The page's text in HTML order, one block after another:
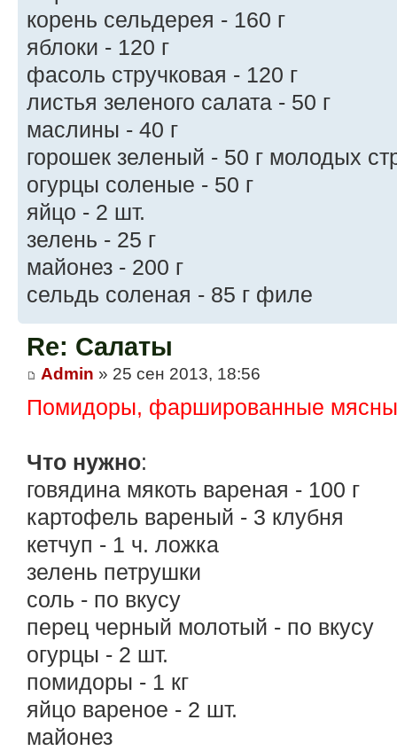
корень сельдерея - 160 г
яблоки - 120 г
фасоль стручковая - 120 г
листья зеленого салата - 50 г
маслины - 40 г
горошек зеленый - 50 г молодых
огурцы соленые - 50 г
яйцо - 2 шт.
зелень - 25 г
майонез - 200 г
сельдь соленая - 85 г филе
Re: Салаты
Admin » 25 сен 2013, 18:56
Помидоры, фаршированные
Что нужно:
говядина мякоть вареная - 100 г
картофель вареный - 3 клубня
кетчуп - 1 ч. ложка
зелень петрушки
соль - по вкусу
перец черный молотый - по вкусу
огурцы - 2 шт.
помидоры - 1 кг
яйцо вареное - 2 шт.
майонез